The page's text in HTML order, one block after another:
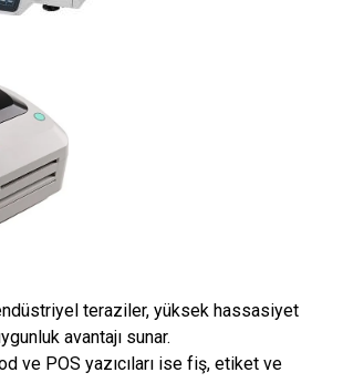
teraziler, yüksek hassasiyet
avantajı sunar.
ve POS yazıcıları ise fiş, etiket ve